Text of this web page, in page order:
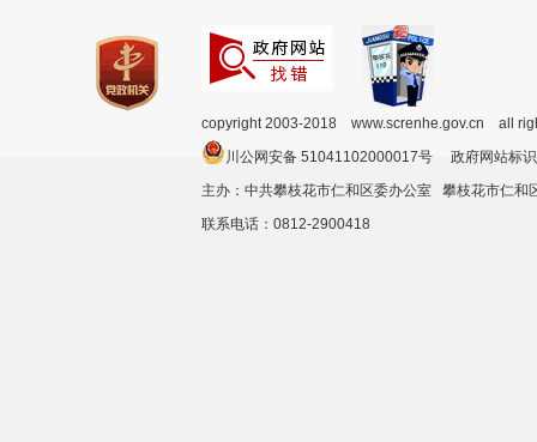
copyright 2003-2018 www.screnhe.gov.cn all
川公网安备 51041102000017号 政府网站
主办：中共攀枝花市仁和区委办公室 攀枝花市仁
联系电话：0812-2900418